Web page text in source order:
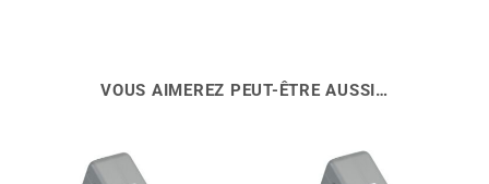
VOUS AIMEREZ PEUT-ÊTRE AUSSI…